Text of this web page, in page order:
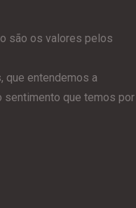
são os valores pelos
que entendemos a
sentimento que temos por